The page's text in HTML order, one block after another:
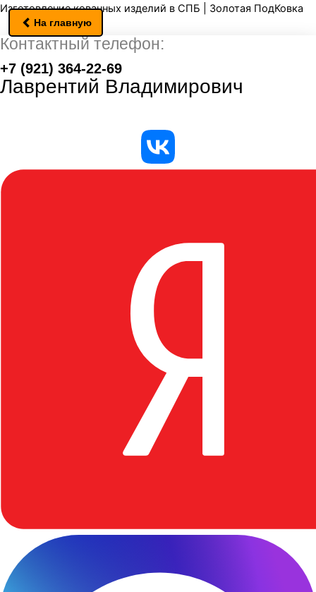
Перейти
содержимому
Изготовление кованных изделий в СПБ | Золотая ПодКовка
Контактный телефон:
+7 (921) 364-22-69
Лаврентий Владимирович
На главную